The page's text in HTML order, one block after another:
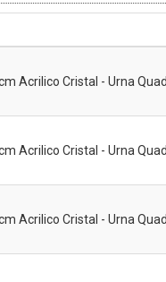
Acrilico Cristal - Urna
Acrilico Cristal - Urna
Acrilico Cristal - Urna